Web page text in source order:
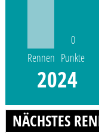
Rennen
0
Punkte
2024
NÄCHSTES